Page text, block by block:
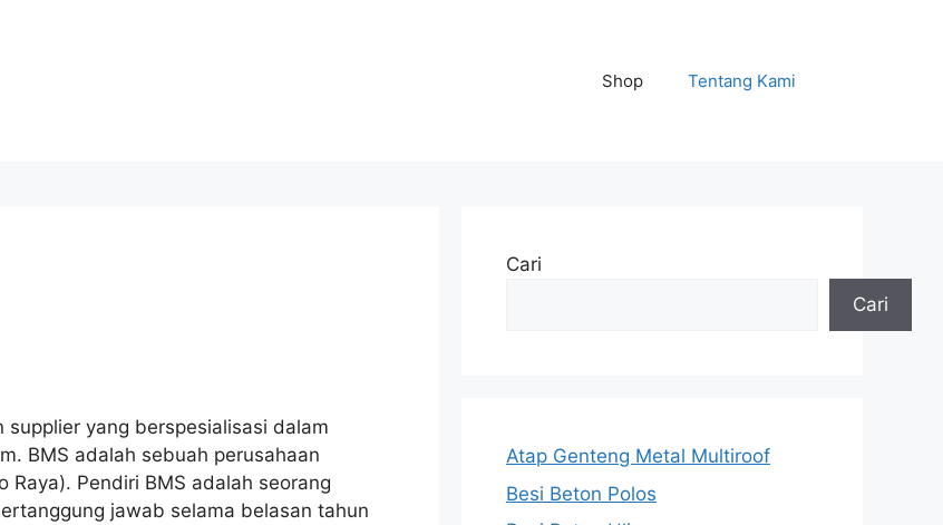
Shop Tentang Kami
supplier yang berspesialisasi dalam
BMS adalah sebuah perusahaan
Raya). Pendiri BMS adalah seorang
jawab selama belasan tahun
Cari
Cari
Atap Genteng Metal Multiroof
Besi Beton Polos